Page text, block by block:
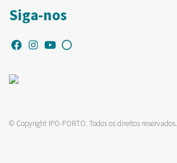
Siga-nos
© Copyright IPO-PORTO. Todos os direitos reservados.